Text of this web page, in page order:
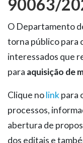
90063/
O Departamento
torna público para
interessados que
para aquisição de
Clique nolinkpara
processos,
abertura de
dos editais e